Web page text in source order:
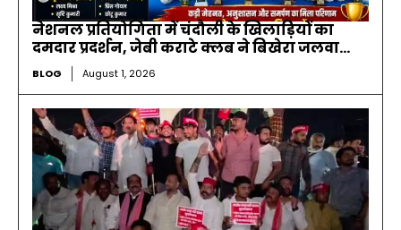
नेशनल प्रतियोगिता में चंदौली के खिलाड़ियों का
दमदार प्रदर्शन, जेबी कराटे क्लब ने बिखेरा जलवा…
BLOG August 1, 2026